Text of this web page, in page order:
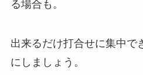
る場合も。
出来るだけ打合せに集中で
にしましょう。